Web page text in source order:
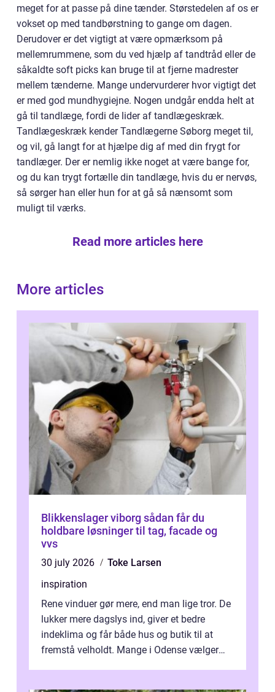
meget for at passe på dine tænder. Størstedelen af os er
vokset op med tandbørstning to gange om dagen.
Derudover er det vigtigt at være opmærksom på
mellemrummene, som du ved hjælp af tandtråd eller de
såkaldte soft picks kan bruge til at fjerne madrester
mellem tænderne. Mange undervurderer hvor vigtigt det
er med god mundhygiejne. Nogen undgår endda helt at
gå til tandlæge, fordi de lider af tandlægeskræk.
Tandlægeskræk kender Tandlægerne Søborg meget til,
og vil, gå langt for at hjælpe dig af med din frygt for
tandlæger. Der er nemlig ikke noget at være bange for,
og du kan trygt fortælle din tandlæge, hvis du er nervøs,
så sørger han eller hun for at gå så nænsomt som
muligt til værks.
Read more articles here
More articles
Blikkenslager viborg sådan får du
holdbare løsninger til tag, facade og
vvs
30 july 2026
Toke Larsen
inspiration
Rene vinduer gør mere, end man lige tror. De
lukker mere dagslys ind, giver et bedre
indeklima og får både hus og butik til at
fremstå velholdt. Mange i Odense vælger